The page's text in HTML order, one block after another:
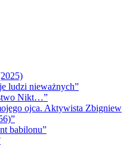
ludzi nieważnych”
Nikt…”
ojca. Aktywista Zbigniew
babilonu”